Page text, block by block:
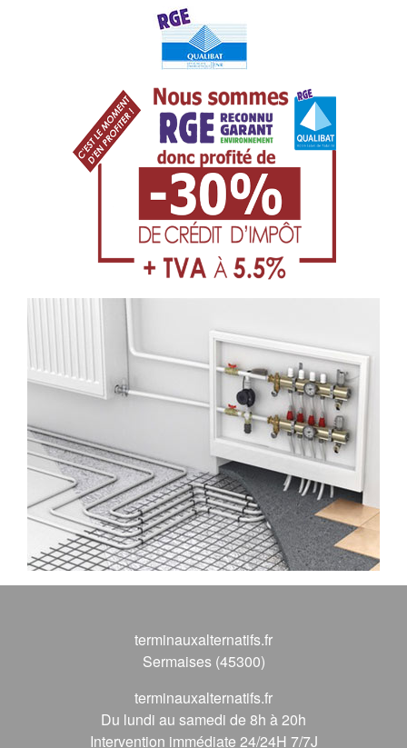
terminauxalternatifs.fr
Sermaises (45300)
terminauxalternatifs.fr
Du lundi au samedi de 8h à 20h
Intervention immédiate 24/24H 7/7J